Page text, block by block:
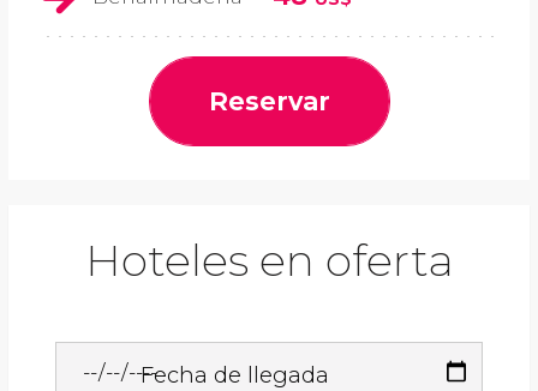
Reservar
Hoteles en oferta
Fecha de llegada